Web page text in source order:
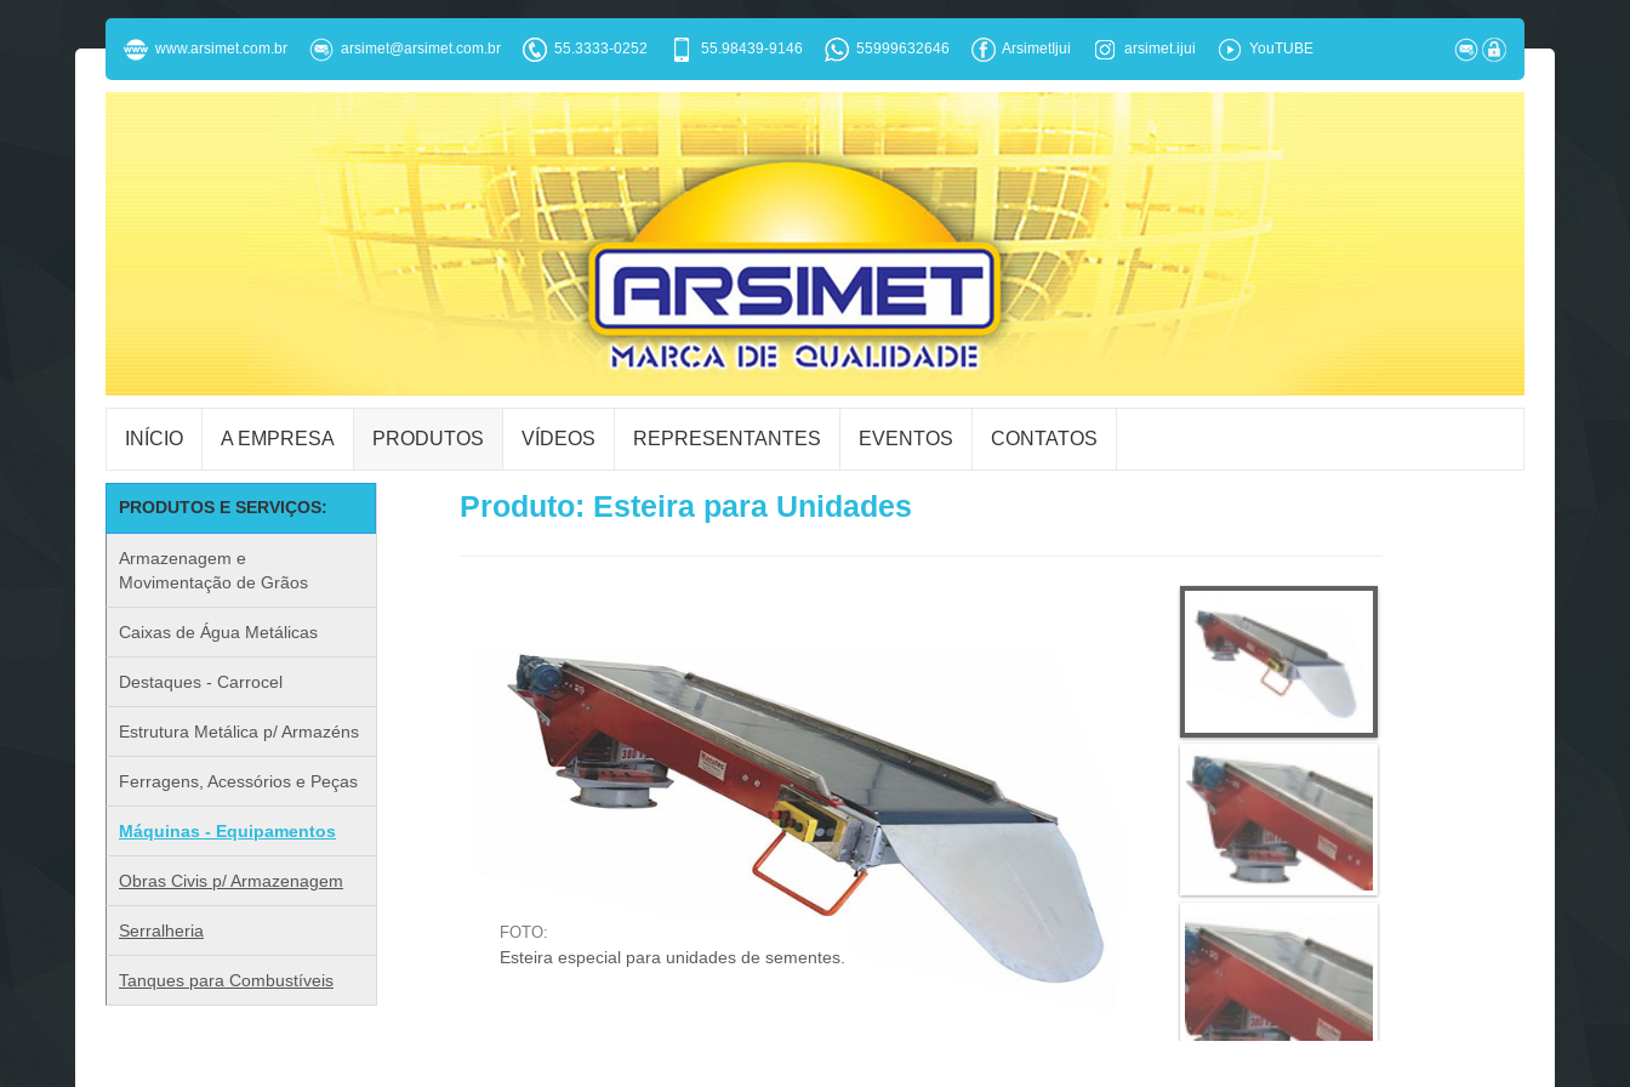
www.arsimet.com.br arsimet@arsimet.com.br 55.3333-0252 55.98439-9146 55999632646 ArsimetIjui arsimet.ijui YouTUBE
INÍCIO A EMPRESA PRODUTOS VÍDEOS REPRESENTANTES EVENTOS CONTATOS
PRODUTOS E SERVIÇOS:
Armazenagem e
Movimentação de Grãos
Caixas de Água Metálicas
Destaques - Carrocel
Estrutura Metálica p/ Armazéns
Ferragens, Acessórios e Peças
Máquinas - Equipamentos
Obras Civis p/ Armazenagem
Serralheria
Tanques para Combustíveis
Produto: Esteira para Unidades
FOTO:
Esteira especial para unidades de sementes.